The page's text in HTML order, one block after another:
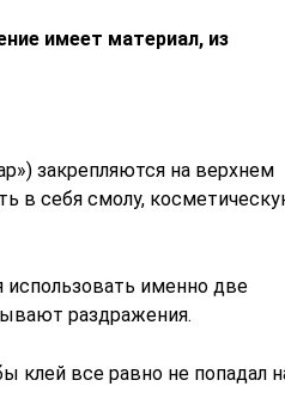
имеет материал, из
закрепляются на верхнем
в себя смолу,
использовать именно две
раздражения.
клей все равно не попадал